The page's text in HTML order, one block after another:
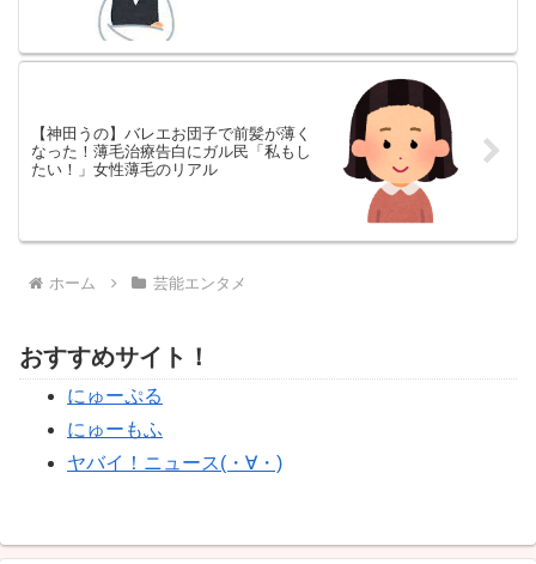
【神田うの】バレエお団子で前髪が薄く
なった！薄毛治療告白にガル民「私もし
たい！」女性薄毛のリアル
ホーム 芸能エンタメ
おすすめサイト！
にゅーぷる
にゅーもふ
ヤバイ！ニュース(・∀・)